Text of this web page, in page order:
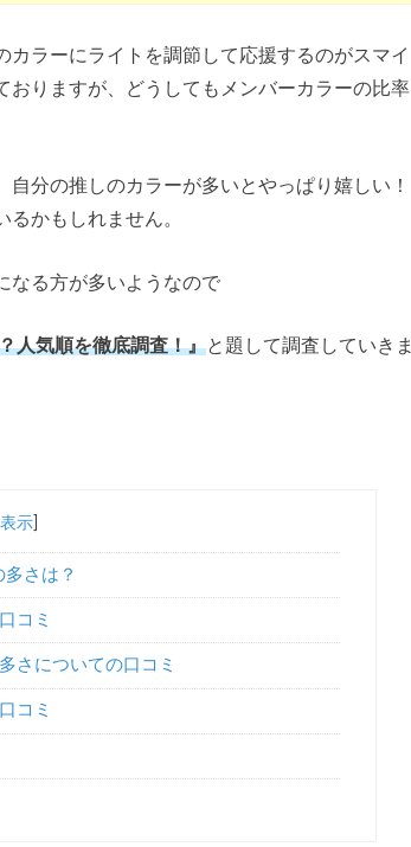
ラーにライトを調節して応援するのがスマイ
りますが、どうしてもメンバーカラーの比率
分の推しのカラーが多いとやっぱり嬉しい！
かもしれません。
なる方が多いようなので
人気順を徹底調査！』と題して調査していきま
示
さは？
コミ
さについての口コミ
コミ